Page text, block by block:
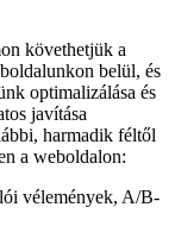
követhetjük a
belül, és
optimalizálása és
javítása
harmadik féltől
a weboldalon:
vélemények, A/B-